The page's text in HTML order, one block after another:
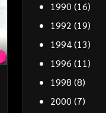
1990 (16)
1992 (19)
1994(13)
1996 (11)
1998 (8)
2000 (7)